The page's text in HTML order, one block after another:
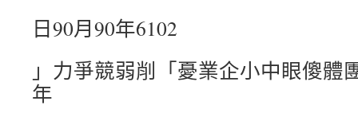
日90月90年6102
」力爭競弱削「憂業企小中眼傻體
年